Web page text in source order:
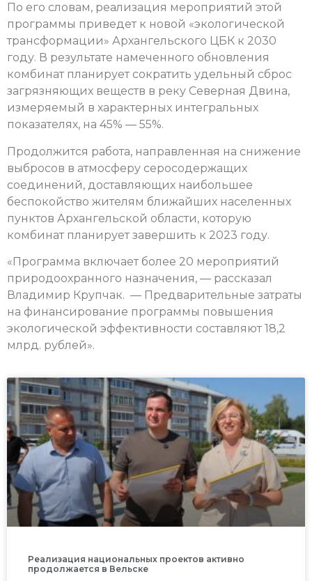
По его словам, реализация мероприятий этой
программы приведет к новой «экологической
трансформации» Архангельского ЦБК к 2030
году. В результате намеченного обновления
комбинат планирует сократить удельный сброс
загрязняющих веществ в реку Северная Двина,
измеряемый в характерных интегральных
показателях, на 45% — 55%.
Продолжится работа, направленная на снижение
выбросов в атмосферу серосодержащих
соединений, доставляющих наибольшее
беспокойство жителям ближайших населенных
пунктов Архангельской области, которую
комбинат планирует завершить к 2023 году.
«Программа включает более 20 мероприятий
природоохранного назначения, — рассказал
Владимир Крупчак. — Предварительные затраты
на финансирование программы повышения
экологической эффективности составляют 18,2
млрд. рублей».
Реализация национальных проектов активно
продолжается в Вельске